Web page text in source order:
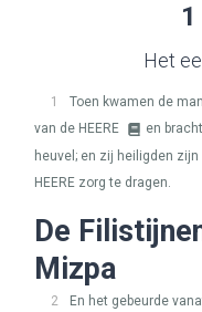
Het
1
Toen kwamen de
van de HEERE
en
heuvel; en zij heiligden
HEERE zorg te dragen.
De
Mizpa
2
En het gebeurde